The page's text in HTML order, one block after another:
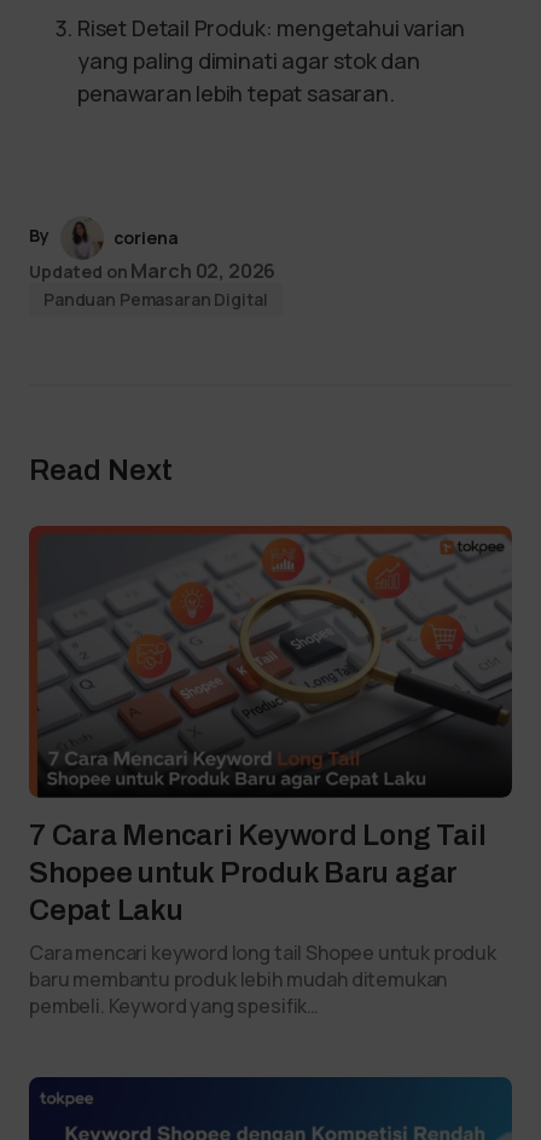
Riset Detail Produk: mengetahui varian
yang paling diminati agar stok dan
penawaran lebih tepat sasaran.
By
coriena
Updated on March 02, 2026
Panduan Pemasaran Digital
Read Next
7 Cara Mencari Keyword Long Tail
Shopee untuk Produk Baru agar
Cepat Laku
Cara mencari keyword long tail Shopee untuk produk
baru membantu produk lebih mudah ditemukan
pembeli. Keyword yang spesifik…